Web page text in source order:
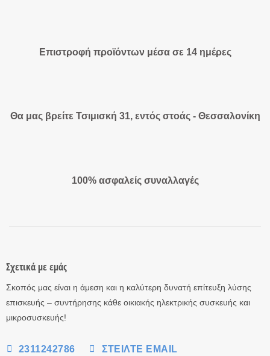
Επιστροφή προϊόντων μέσα σε 14 ημέρες
Θα μας βρείτε Τσιμισκή 31, εντός στοάς - Θεσσαλονίκη
100% ασφαλείς συναλλαγές
Σχετικά με εμάς
Σκοπός μας είναι η άμεση και η καλύτερη δυνατή επίτευξη λύσης
επισκευής – συντήρησης κάθε οικιακής ηλεκτρικής συσκευής και
μικροσυσκευής!
2311242786 ΣΤΕΊΛΤΕ EMAIL